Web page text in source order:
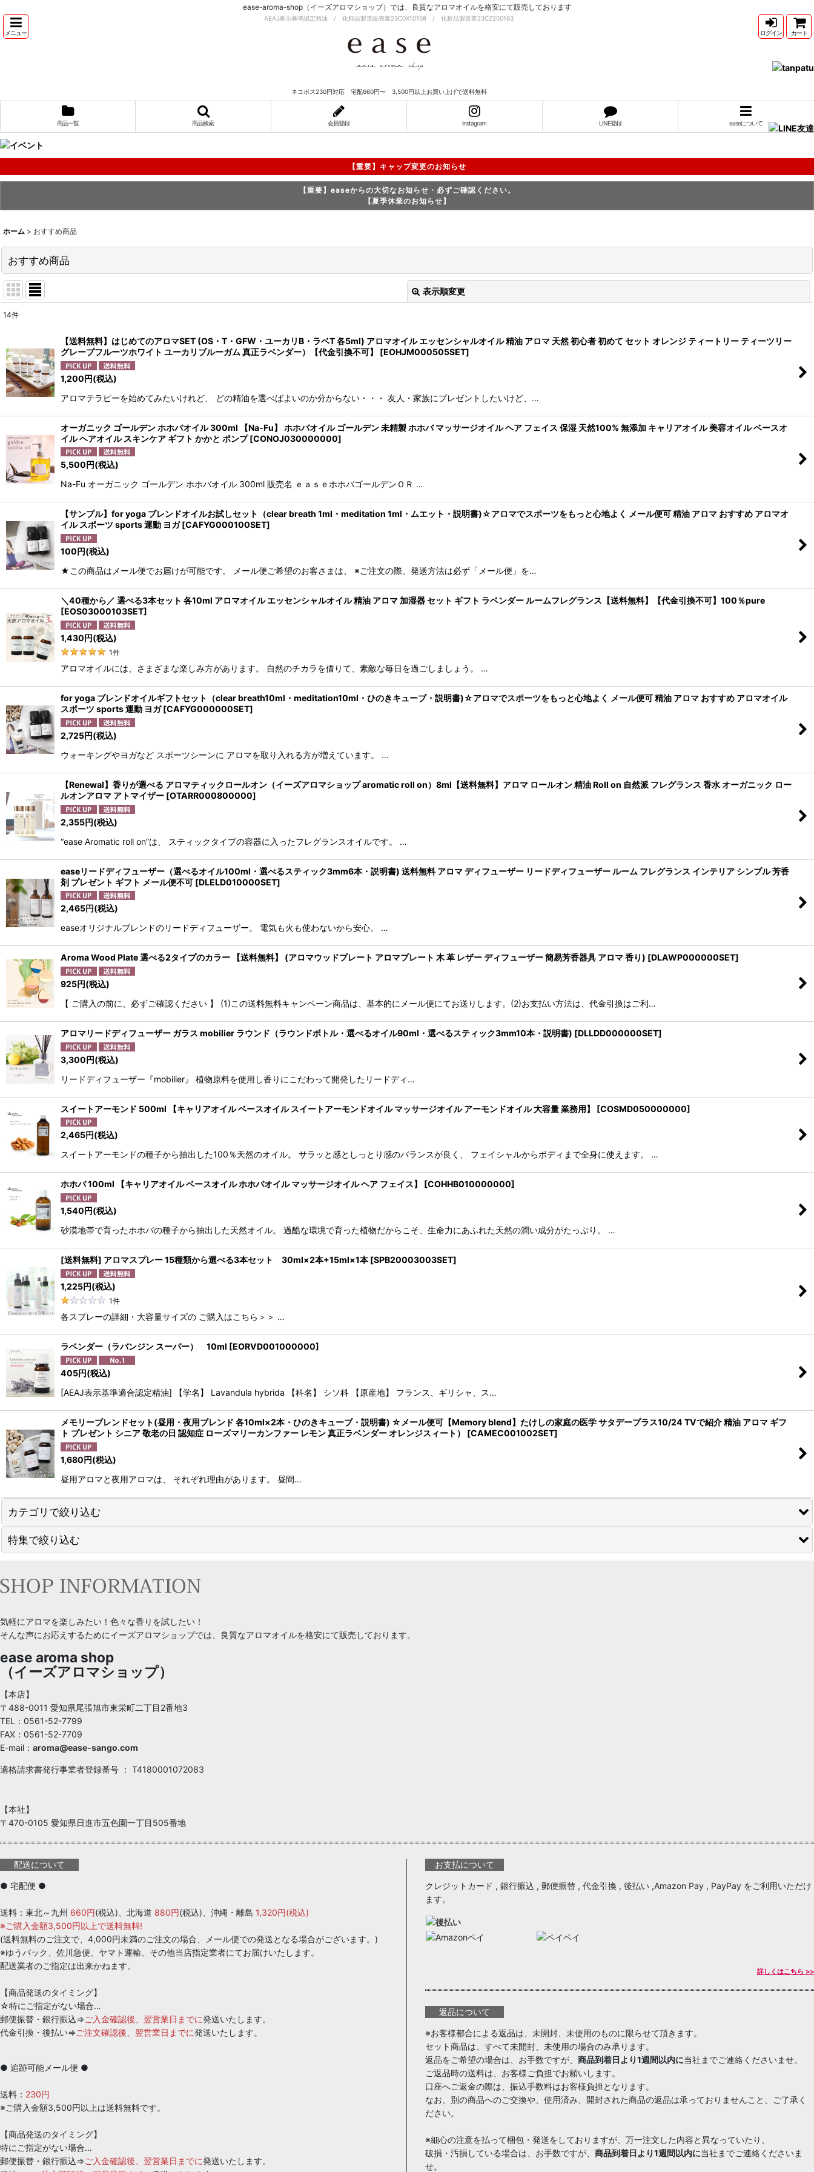
ease-aroma-shop（イーズアロマショップ）では、良質なアロマオイルを格安にて販売しております
メニュー
AEAJ表示基準認定精油 / 化粧品製造販売業23C0X10108 / 化粧品製造業23CZ200163
ネコポス230円対応 宅配660円〜 3,500円以上お買い上げで送料無料
ログイン カート
商品一覧 商品検索 会員登録 Instagram LINE登録 easeについて
【重要】キャップ変更のお知らせ
【重要】easeからの大切なお知らせ・必ずご確認ください。
【夏季休業のお知らせ】
ホーム > おすすめ商品
おすすめ商品
表示順変更
並び順:
絞り込む
14件
【送料無料】はじめてのアロマSET (OS・T・GFW・ユーカリB・ラベT 各5ml) アロマオイル エッセンシャルオイル 精油 アロマ 天然 初心者 初めて セット オレンジ ティートリー ティーツリー
グレープフルーツホワイト ユーカリブルーガム 真正ラベンダー）【代金引換不可】
[EOHJM000505SET]
1,200円(税込)
アロマテラピーを始めてみたいけれど、 どの精油を選べばよいのか分からない・・・ 友人・家族にプレゼントしたいけど、…
オーガニック ゴールデン ホホバオイル 300ml 【Na-Fu】 ホホバオイル ゴールデン 未精製 ホホバ マッサージオイル ヘア フェイス 保湿 天然100% 無添加 キャリアオイル 美容オイル ベースオ
イル ヘアオイル スキンケア ギフト かかと ポンプ [CONOJ030000000]
5,500円(税込)
Na-Fu オーガニック ゴールデン ホホバオイル 300ml 販売名 ｅａｓｅホホバゴールデンＯＲ …
【サンプル】for yoga ブレンドオイルお試しセット（clear breath 1ml・meditation 1ml・ムエット・説明書)☆アロマでスポーツをもっと心地よく メール便可 精油 アロマ おすすめ アロマオ
イル スポーツ sports 運動 ヨガ [CAFYG000100SET]
100円(税込)
★この商品はメール便でお届けが可能です。 メール便ご希望のお客さまは、 ※ご注文の際、発送方法は必ず「メール便」を…
＼40種から／ 選べる3本セット 各10ml アロマオイル エッセンシャルオイル 精油 アロマ 加湿器 セット ギフト ラベンダー ルームフレグランス【送料無料】【代金引換不可】100％pure
[EOS03000103SET]
1,430円(税込)
1件
アロマオイルには、さまざまな楽しみ方があります。 自然のチカラを借りて、素敵な毎日を過ごしましょう。 …
for yoga ブレンドオイルギフトセット（clear breath10ml・meditation10ml・ひのきキューブ・説明書)☆アロマでスポーツをもっと心地よく メール便可 精油 アロマ おすすめ アロマオイル
スポーツ sports 運動 ヨガ [CAFYG000000SET]
2,725円(税込)
ウォーキングやヨガなど スポーツシーンに アロマを取り入れる方が増えています。 …
【Renewal】香りが選べる アロマティックロールオン（イーズアロマショップ aromatic roll on）8ml【送料無料】アロマ ロールオン 精油 Roll on 自然派 フレグランス 香水 オーガニック ロー
ルオンアロマ アトマイザー [OTARR000800000]
2,355円(税込)
“ease Aromatic roll on”は、 スティックタイプの容器に入ったフレグランスオイルです。 …
easeリードディフューザー（選べるオイル100ml・選べるスティック3mm6本・説明書) 送料無料 アロマ ディフューザー リードディフューザー ルーム フレグランス インテリア シンプル 芳香
剤 プレゼント ギフト メール便不可 [DLELD010000SET]
2,465円(税込)
easeオリジナルブレンドのリードディフューザー。 電気も火も使わないから安心。 …
Aroma Wood Plate 選べる2タイプのカラー 【送料無料】 (アロマウッドプレート アロマプレート 木 革 レザー ディフューザー 簡易芳香器具 アロマ 香り) [DLAWP000000SET]
925円(税込)
【 ご購入の前に、必ずご確認ください 】 (1)この送料無料キャンペーン商品は、基本的にメール便にてお送りします。(2)お支払い方法は、代金引換はご利…
アロマリードディフューザー ガラス mobilier ラウンド（ラウンドボトル・選べるオイル90ml・選べるスティック3mm10本・説明書) [DLLDD000000SET]
3,300円(税込)
リードディフューザー『mobilier』 植物原料を使用し香りにこだわって開発したリードディ…
スイートアーモンド 500ml 【キャリアオイル ベースオイル スイートアーモンドオイル マッサージオイル アーモンドオイル 大容量 業務用】 [COSMD050000000]
2,465円(税込)
スイートアーモンドの種子から抽出した100％天然のオイル。 サラッと感としっとり感のバランスが良く、 フェイシャルからボディまで全身に使えます。 …
ホホバ 100ml 【キャリアオイル ベースオイル ホホバオイル マッサージオイル ヘア フェイス】 [COHHB010000000]
1,540円(税込)
砂漠地帯で育ったホホバの種子から抽出した天然オイル。 過酷な環境で育った植物だからこそ、生命力にあふれた天然の潤い成分がたっぷり。 …
[送料無料] アロマスプレー 15種類から選べる3本セット 30ml×2本+15ml×1本 [SPB20003003SET]
1,225円(税込)
1件
各スプレーの詳細・大容量サイズの ご購入はこちら＞＞ …
ラベンダー（ラバンジン スーパー） 10ml [EORVD001000000]
405円(税込)
[AEAJ表示基準適合認定精油] 【学名】 Lavandula hybrida 【科名】 シソ科 【原産地】 フランス、ギリシャ、ス…
メモリーブレンドセット(昼用・夜用ブレンド 各10ml×2本・ひのきキューブ・説明書) ☆メール便可【Memory blend】たけしの家庭の医学 サタデープラス10/24 TVで紹介 精油 アロマ ギフ
ト プレゼント シニア 敬老の日 認知症 ローズマリーカンファー レモン 真正ラベンダー オレンジスィート）
[CAMEC001002SET]
1,680円(税込)
昼用アロマと夜用アロマは、 それぞれ理由があります。 昼間…
カテゴリで絞り込む
エッセンシャルオイル（精油・アロマオイル）
フローラルウォーター（ハイドロゾル）
香りを楽しむ器具
その他・備品
自然派コスメ
アロマテラピー検定
特別企画
特集で絞り込む
家族で使えるお助けアロマ Familiar Series
12ヶ月のアロマスプレー
大量注文
エプソムソルト
Sports × aroma
12ヶ月のブレンドオイル
自然派コスメ
TEA SEED Skincare oil SOAP
夏のおうち快適アロマフェア
Femtech+アロマ
気軽にアロマを楽しみたい！色々な香りを試したい！
そんな声にお応えするためにイーズアロマショップでは、良質なアロマオイルを格安にて販売しております。
ease aroma shop
（イーズアロマショップ）
【本店】
〒488-0011 愛知県尾張旭市東栄町二丁目2番地3
TEL：0561-52-7799
FAX：0561-52-7709
E-mail： aroma@ease-sango.com
適格請求書発行事業者登録番号 ： T4180001072083
【本社】
〒470-0105 愛知県日進市五色園一丁目505番地
配送について
● 宅配便 ●
送料：東北～九州 660円(税込)、北海道 880円(税込)、沖縄・離島 1,320円(税込)
※ご購入金額3,500円以上で送料無料!
(送料無料のご注文で、4,000円未満のご注文の場合、メール便での発送となる場合がございます。)
※ゆうパック、佐川急便、ヤマト運輸、その他当店指定業者にてお届けいたします。
配送業者のご指定は出来かねます。
【商品発送のタイミング】
☆特にご指定がない場合…
郵便振替・銀行振込⇒ご入金確認後、翌営業日までに発送いたします。
代金引換・後払い⇒ご注文確認後、翌営業日までに発送いたします。
● 追跡可能メール便 ●
送料： 230円
※ご購入金額3,500円以上は送料無料です。
【商品発送のタイミング】
特にご指定がない場合…
郵便振替・銀行振込⇒ご入金確認後、翌営業日までに発送いたします。
お支払について
クレジットカード , 銀行振込 , 郵便振替 , 代金引換 , 後払い ,Amazon Pay , PayPay をご利用いただけ
ます。
詳しくはこちら >>
返品について
※お客様都合による返品は、未開封、未使用のものに限らせて頂きます。
セット商品は、すべて未開封、未使用の場合のみ承ります。
返品をご希望の場合は、お手数ですが、 商品到着日より1週間以内に当社までご連絡くださいませ。
ご返品時の送料は、お客様ご負担でお願いします。
口座へご返金の際は、振込手数料はお客様負担となります。
なお、別の商品へのご交換や、使用済み、開封された商品の返品は承っておりませんこと、ご了承く
ださい。
※細心の注意を払って梱包・発送をしておりますが、万一注文した内容と異なっていたり、
破損・汚損している場合は、お手数ですが、 商品到着日より1週間以内に当社までご連絡くださいま
せ。